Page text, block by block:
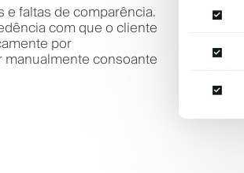
faltas de comparência.
com que o cliente
por
consoante